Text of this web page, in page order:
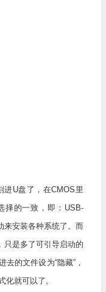
进U盘了，在CMOS里
择的一致，即：USB-
来安装各种系统了。而
只是多了可引导启动的
的文件设为“隐藏”，
化就可以了。